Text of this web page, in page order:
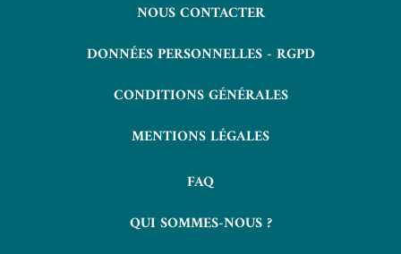
NOUS CONTACTER
DONNÉES PERSONNELLES - RGPD
CONDITIONS GÉNÉRALES
MENTIONS LÉGALES
FAQ
QUI SOMMES-NOUS ?